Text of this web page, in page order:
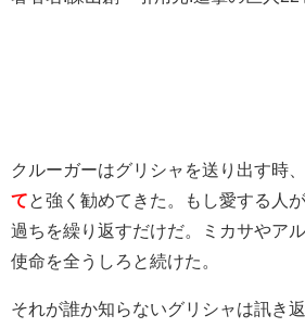
クルーガーはグリシャを送り出す時、
てと強く勧めてきた。もし愛する人
過ちを繰り返すだけだ。ミカサやア
使命を全うしろと続けた。
それが誰か知らないグリシャは訊き